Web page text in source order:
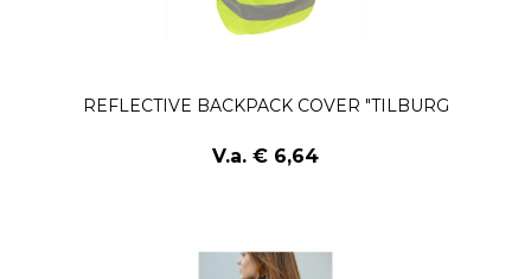
REFLECTIVE BACKPACK COVER "TILBURG
V.a. € 6,64